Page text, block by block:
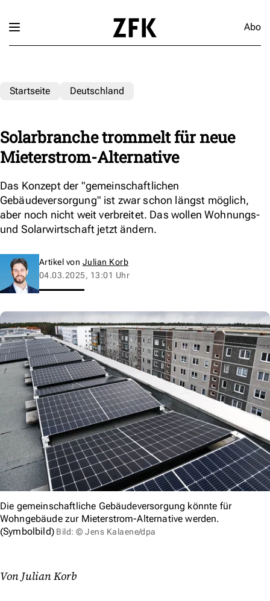
Abo
Startseite Deutschland
Solarbranche trommelt für neue
Mieterstrom-Alternative
Das Konzept der "gemeinschaftlichen
Gebäudeversorgung" ist zwar schon längst möglich,
aber noch nicht weit verbreitet. Das wollen Wohnungs-
und Solarwirtschaft jetzt ändern.
Artikel von Julian Korb
04.03.2025, 13:01 Uhr
Die gemeinschaftliche Gebäudeversorgung könnte für
Wohngebäude zur Mieterstrom-Alternative werden.
(Symbolbild) Bild: © Jens Kalaene/dpa
Von Julian Korb